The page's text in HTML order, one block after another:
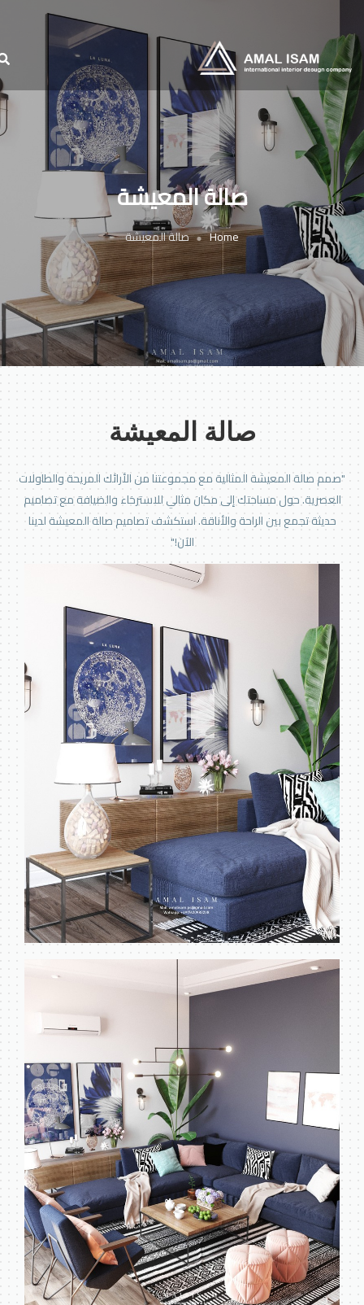
صالة المعيشة
Home صالة المعيشة
صالة المعيشة
صالة المعيشة المثالية مع مجموعتنا من الأرائك المريحة والطاولات
حول مساحتك إلى مكان مثالي للاسترخاء والضيافة مع تصاميم
تجمع بين الراحة والأناقة. استكشف تصاميم صالة المعيشة لدينا